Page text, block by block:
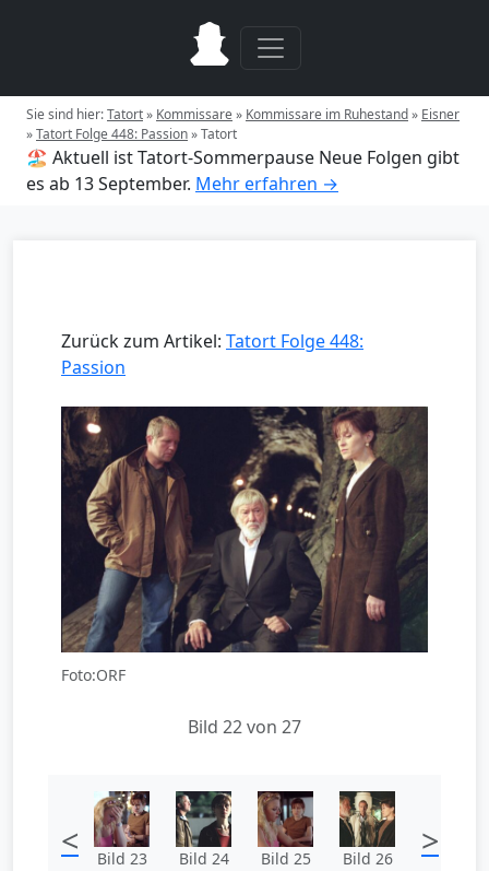
Sie sind hier:Tatort» Kommissare» Kommissare im Ruhestand» Eisner
»Tatort Folge 448: Passion»Tatort
🏖️ Aktuell ist Tatort-Sommerpause Neue Folgen gibt
es ab 13 September. Mehr erfahren →
Zurück zum Artikel: Tatort Folge 448:
Passion
Foto:ORF
Bild 22 von 27
< Bild 23 Bild 24 Bild 25 Bild 26 >